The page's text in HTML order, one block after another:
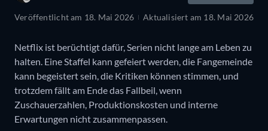
Veröffentlicht am 18. Mai 2026 Aktualisiert am 18. Mai 2026
Netflix ist berüchtigt dafür, Serien nicht lange am Leben zu
halten. Eine Staffel kann gefeiert werden, die Fangemeinde
kann begeistert sein, die Kritiken können stimmen, und
trotzdem fällt am Ende das Fallbeil, wenn
Zuschauerzahlen, Produktionskosten und interne
Erwartungen nicht zusammenpassen.